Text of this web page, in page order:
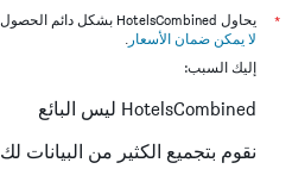
*
يحاول HotelsCombined بشكل دائم الحصول على الأسعار الدقيقة، ولكن
لا يمكن ضمان الأسعار .
إليك السبب:
HotelsCombined ليس البائع
نقوم بتجميع الكثير من البيانات لك